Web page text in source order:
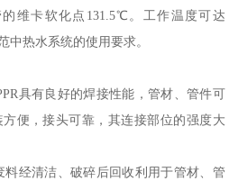
维卡软化点131.5℃。工作温度可达
热水系统的使用要求。
具有良好的焊接性能，管材、管件可
便，接头可靠，其连接部位的强度大
料经清洁、破碎后回收利用于管材、管